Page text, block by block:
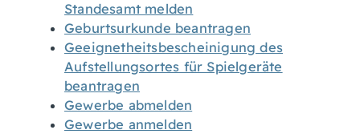
Standesamt melden
Geburtsurkunde beantragen
Geeignetheitsbescheinigung des
Aufstellungsortes für Spielgeräte
beantragen
Gewerbe abmelden
Gewerbe anmelden